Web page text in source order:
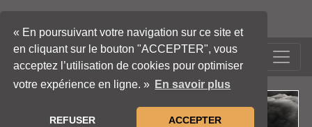
« En poursuivant votre navigation sur ce site et
en cliquant sur le bouton "ACCEPTER", vous
acceptez l’utilisation de cookies pour optimiser
votre expérience en ligne. » En savoir plus
REFUSER ACCEPTER
LOCATION-BENNE